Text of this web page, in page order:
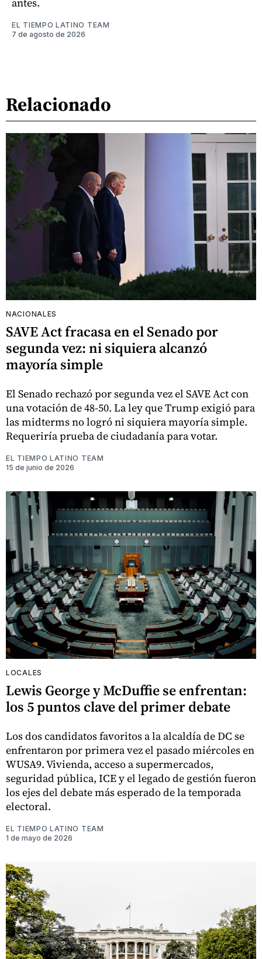
EL TIEMPO LATINO TEAM
7 de agosto de 2026
Relacionado
NACIONALES
SAVE Act fracasa en el Senado por
segunda vez: ni siquiera alcanzó
mayoría simple
El Senado rechazó por segunda vez el SAVE Act con
una votación de 48-50. La ley que Trump exigió para
las midterms no logró ni siquiera mayoría simple.
Requeriría prueba de ciudadanía para votar.
EL TIEMPO LATINO TEAM
15 de junio de 2026
LOCALES
Lewis George y McDuffie se enfrentan:
los 5 puntos clave del primer debate
Los dos candidatos favoritos a la alcaldía de DC se
enfrentaron por primera vez el pasado miércoles en
WUSA9. Vivienda, acceso a supermercados,
seguridad pública, ICE y el legado de gestión fueron
los ejes del debate más esperado de la temporada
electoral.
EL TIEMPO LATINO TEAM
1 de mayo de 2026